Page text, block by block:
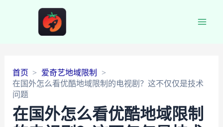
首页
爱奇艺地域限制
在国外怎么看优酷地域限制的电视剧？这不仅仅是技术
问题
在国外怎么看优酷地域限制